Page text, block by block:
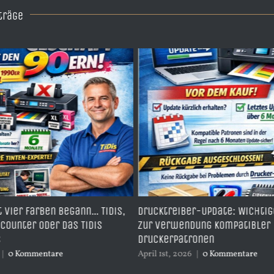
TiDis,
Drucktreiber-Update: Wichtiger Hinweis
zur Verwendung kompatibler
April 1st, 2026 0 Kommentare